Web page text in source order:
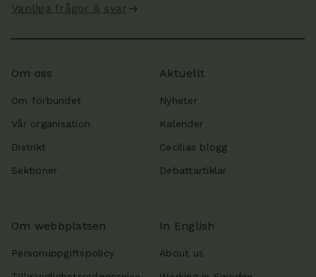
Vanliga frågor & svar
Om oss
Om förbundet
Vår organisation
Distrikt
Sektioner
Aktuellt
Nyheter
Kalender
Cecilias blogg
Debattartiklar
Om webbplatsen
Personuppgiftspolicy
In English
About us